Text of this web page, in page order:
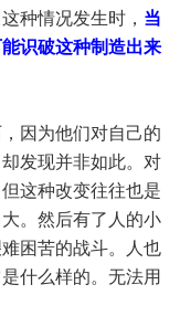
种情况发生时， 当
识破这种制造出来
因为他们对自己的
发现并非如此。对
这种改变往往也是
。然后有了人的小
困苦的战斗。人也
什么样的。无法用